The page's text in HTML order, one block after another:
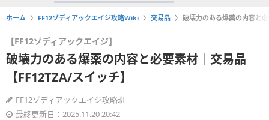
ホーム FF12ゾディアックエイジ攻略Wiki 交易品 破壊力のある爆薬の内容と
【FF12ゾディアックエイジ】
破壊力のある爆薬の内容と必要素材｜交易品
【FF12TZA/スイッチ】
FF12ゾディアックエイジ攻略班
最終更新日：2025.11.20 20:42